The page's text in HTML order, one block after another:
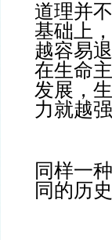
道理并
基础上
越容易
在生命
发展，
力就越强
同样一
同的历史